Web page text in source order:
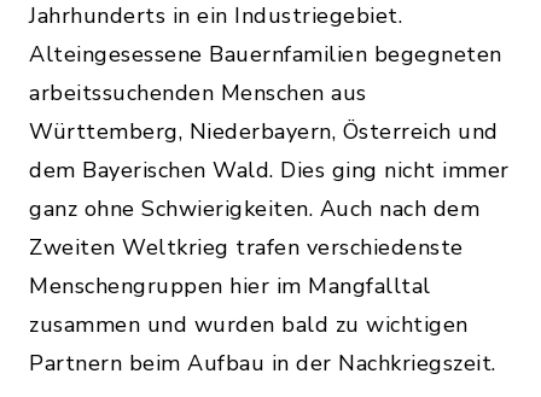
Jahrhun­derts in ein Industriegebiet.
Alteingesessene Bauernfamilien begegneten
arbeitssuchenden Menschen aus
Württemberg, Niederbayern, Österreich und
dem Bayerischen Wald. Dies ging nicht immer
ganz ohne Schwierigkeiten. Auch nach dem
Zweiten Weltkrieg trafen verschiedenste
Menschengruppen hier im Mangfalltal
zusammen und wurden bald zu wichtigen
Partnern beim Aufbau in der Nachkriegszeit.